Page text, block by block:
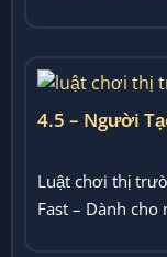
4.5 – Người
Luật chơi thị
Fast – Dành cho